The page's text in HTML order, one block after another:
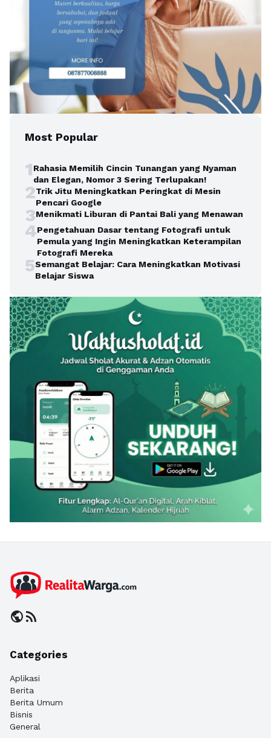
Most Popular
1Rahasia Memilih Cincin Tunangan yang Nyaman
dan Elegan, Nomor 3 Sering Terlupakan!
2Trik Jitu Meningkatkan Peringkat di Mesin
Pencari Google
3Menikmati Liburan di Pantai Bali yang Menawan
4Pengetahuan Dasar tentang Fotografi untuk
Pemula yang Ingin Meningkatkan Keterampilan
Fotografi Mereka
5Semangat Belajar: Cara Meningkatkan Motivasi
Belajar Siswa
publicrss_feed
Categories
Aplikasi
Berita
Berita Umum
Bisnis
General